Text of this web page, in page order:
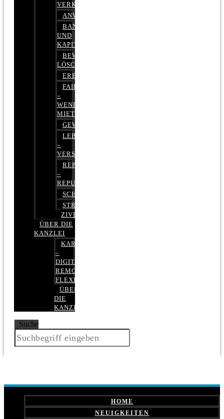
VERKEHRSRECHT
ANWALTSHAFTUNGSRECHT
BANK-
UND
KAPITALMARKTRECHT
BEWERTUNGEN
LÖSCHEN
ERBRECHT
FAIRMIETEN
–
WENIGER
MIETE
GEWERBERECHT
LEBENSVERSICHERUNG
–
VERSICHERUNGSRECHT
REPUTATIONSRECHT
–
REPUTATIONSMANAGEMENT
SCHUFARECHT
STRAFRECHT
ZIVILRECHT
ÜBER DIE
KANZLEI
KARRIERE
–
DIGITAL,
REMOTE,
FLEXIBEL
ÜBER
DIE
KANZLEI
Suche
HOME
NEUIGKEITEN